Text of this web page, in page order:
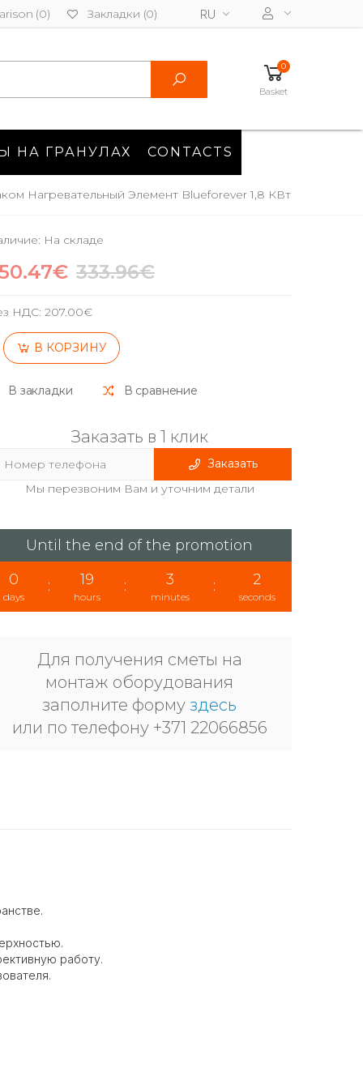
(0) Закладки (0) RU
0
Basket
НА ГРАНУЛАХ CONTACTS
Нагревательный Элемент Blueforever 1,8 КВт
На складе
333.96€
НДС: 207.00€
В КОРЗИНУ
В закладки В сравнение
Заказать в 1 клик
Заказать
Мы перезвоним Вам и уточним детали
Until the end of the promotion
0
days
: 19
hours
: 3
minutes
: 1
seconds
Для получения сметы на
монтаж оборудования
заполните форму здесь
или по телефону +371 22066856
работу.